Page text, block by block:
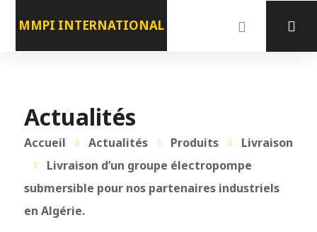
MMPI INTERNATIONAL
Actualités
Accueil Actualités Produits
Livraison
Livraison d’un groupe électropompe
submersible pour nos partenaires industriels
en Algérie.